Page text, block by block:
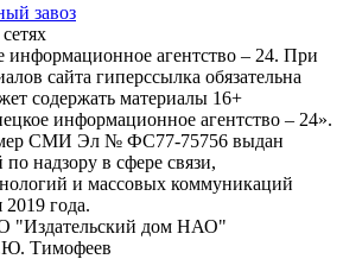
завоз
информационное агентство – 24. При
сайта гиперссылка обязательна
содержать материалы 16+
информационное агентство – 24».
СМИ Эл № ФС77-75756 выдан
надзору в сфере связи,
и массовых коммуникаций
года.
"Издательский дом НАО"
Тимофеев